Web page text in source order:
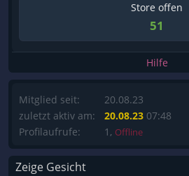
Store offen
51
Hilfe
Mitglied seit:
zuletzt aktiv am:
Profilaufrufe:
20.08.23
20.08.23 07:48
1, Offline
Zeige Gesicht